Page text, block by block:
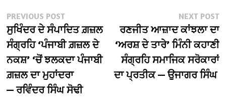
Post
navigation
PREVIOUS POSTPrevious
post:
ਸੁਖਿੰਦਰ ਦੇ ਸੰਪਾਦਿਤ ਗ਼ਜ਼ਲ
ਸੰਗ੍ਰਹਿ ‘ਪੰਜਾਬੀ ਗ਼ਜ਼ਲ ਦੇ
ਨਕਸ਼’ ‘ਚੋਂ ਝਲਕਦਾ ਪੰਜਾਬੀ
ਗ਼ਜ਼ਲ ਦਾ ਮੁਹਾਂਦਰਾ
— ਰਵਿੰਦਰ ਸਿੰਘ ਸੋਢੀ
NEXT POST
ਰਣਜੀਤ ਆਜ਼ਾਦ ਕਾਂਝਲਾ ਦਾ
‘ਅਰਸ਼ ਦੇ ਤਾਰੇ’ ਮਿੰਨੀ ਕਹਾਣੀ
ਸੰਗ੍ਰਹਿ ਸਮਾਜਿਕ ਸਰੋਕਾਰਾਂ
ਦਾ ਪ੍ਰਤੀਕ — ਉਜਾਗਰ ਸਿੰਘ